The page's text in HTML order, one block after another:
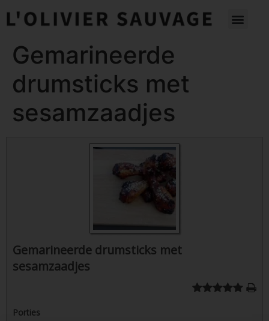
Gemarineerde
drumsticks met
sesamzaadjes
Gemarineerde drumsticks met
sesamzaadjes
Porties